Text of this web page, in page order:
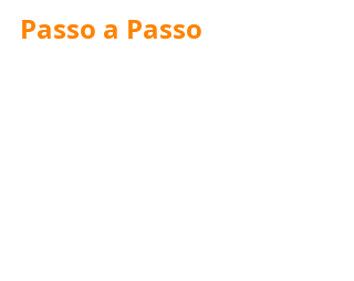
Passo a Passo